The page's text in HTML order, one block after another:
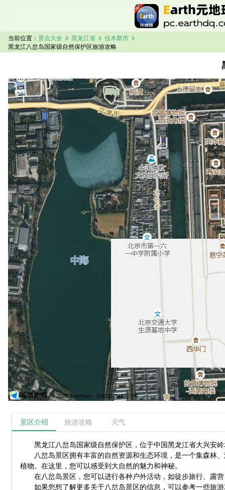
当前位置： 景点大全 chevron_right 黑龙江省 chevron_right 佳木斯市 chevron_right
黑龙江八岔岛国家级自然保护区旅游攻略
黑龙江八岔岛国家级自然保护区卫星地图加载中，请稍候...
© 2026 AutoNavi - GS(2025)1807号
景区介绍 旅游攻略 天气
黑龙江八岔岛国家级自然保护区，位于中国黑龙江省大兴安
八岔岛景区拥有丰富的自然资源和生态环境，是一个集森林
植物。在这里，您可以感受到大自然的魅力和神秘。
在八岔岛景区，您可以进行各种户外活动，如徒步旅行、露
如果您想了解更多关于八岔岛景区的信息，可以参考一些旅